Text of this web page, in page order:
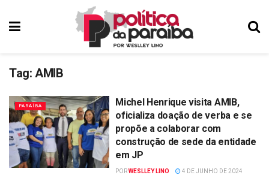
Tag: AMIB
PARAÍBA
Michel Henrique visita AMIB,
oficializa doação de verba e se
propõe a colaborar com
construção de sede da entidade
em JP
PORWESLLEY LINO 4 DE JUNHO DE 2024